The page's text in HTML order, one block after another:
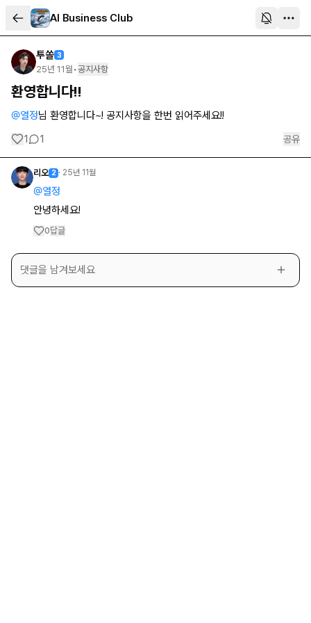
AI Business Club
투쏠 3
25년 11월 •공지사항
환영합니다!!
@열정님 환영합니다~! 공지사항을 한번 읽어주세요!!
1 1 공유
리오 2 · 25년 11월
@열정
안녕하세요!
0답글
댓글을 남겨보세요